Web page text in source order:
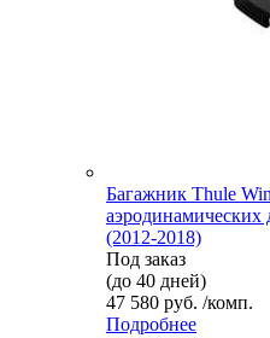
Багажник Thule
аэродинамических
(2012-2018)
Под заказ
(до 40 дней)
47 580 руб. /комп.
Подробнее